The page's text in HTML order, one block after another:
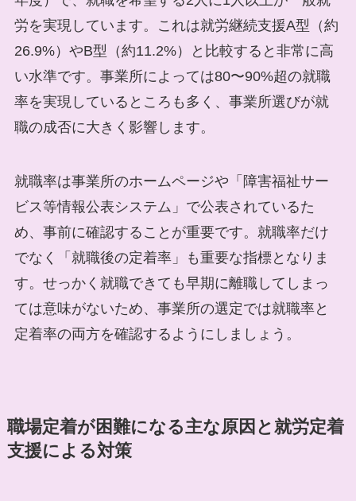
労を実現しています。これは就労継続支援A型（約
26.9%）やB型（約11.2%）と比較すると非常に高
い水準です。事業所によっては80〜90%超の就職
率を実現しているところも多く、事業所選びが就
職の成否に大きく影響します。
就職率は事業所のホームページや「障害福祉サー
ビス等情報公表システム」で公表されているた
め、事前に確認することが重要です。就職率だけ
でなく「就職後の定着率」も重要な指標となりま
す。せっかく就職できても早期に離職してしまっ
ては意味がないため、事業所の選定では就職率と
定着率の両方を確認するようにしましょう。
職場定着が困難になる主な原因と就労定着
支援による対策